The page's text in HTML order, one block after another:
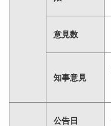
意見数
知事意見
公告日